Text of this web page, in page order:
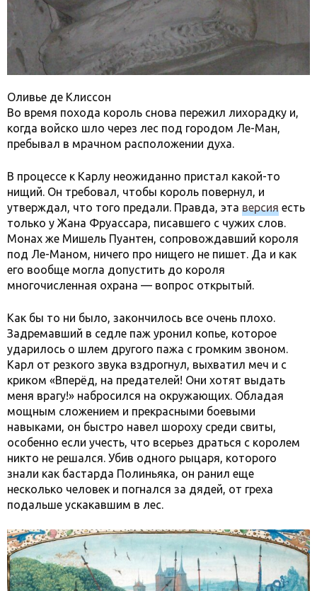
Оливье де Клиссон
Во время похода король снова пережил лихорадку и,
когда войско шло через лес под городом Ле-Ман,
пребывал в мрачном расположении духа.
В процессе к Карлу неожиданно пристал какой-то
нищий. Он требовал, чтобы король повернул, и
утверждал, что того предали. Правда, эта версия есть
только у Жана Фруассара, писавшего с чужих слов.
Монах же Мишель Пуантен, сопровождавший короля
под Ле-Маном, ничего про нищего не пишет. Да и как
его вообще могла допустить до короля
многочисленная охрана — вопрос открытый.
Как бы то ни было, закончилось все очень плохо.
Задремавший в седле паж уронил копье, которое
ударилось о шлем другого пажа с громким звоном.
Карл от резкого звука вздрогнул, выхватил меч и с
криком «Вперёд, на предателей! Они хотят выдать
меня врагу!» набросился на окружающих. Обладая
мощным сложением и прекрасными боевыми
навыками, он быстро навел шороху среди свиты,
особенно если учесть, что всерьез драться с королем
никто не решался. Убив одного рыцаря, которого
знали как бастарда Полиньяка, он ранил еще
несколько человек и погнался за дядей, от греха
подальше ускакавшим в лес.